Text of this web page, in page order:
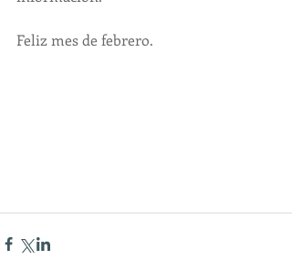
Feliz mes de febrero.